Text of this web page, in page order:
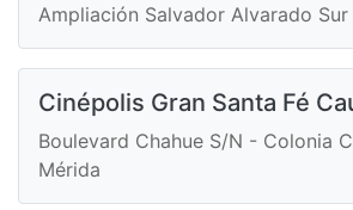
Ampliación Salvador Alvarado
Cinépolis Gran Santa Fé
Boulevard Chahue S/N - Colonia
Mérida